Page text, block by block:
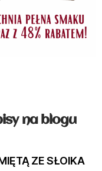
na blogu
ZE SŁOIKA